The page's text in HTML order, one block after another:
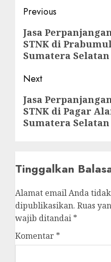
Post
navigation
Previous
Previous
post:
Jasa
STNK di
Sumatera Selatan
Next
Next
post:
Jasa
STNK di Pagar
Sumatera Selatan
Tinggalkan
Alamat email Anda
dipublikasikan. Ruas
wajib ditandai *
Komentar *